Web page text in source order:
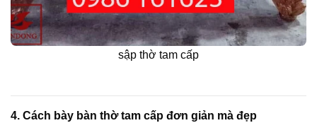
sập thờ tam cấp
4. Cách bày bàn thờ tam cấp đơn giản mà đẹp